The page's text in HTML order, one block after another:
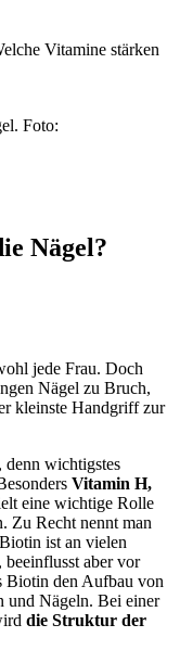
Vitamine stärken
Foto:
Nägel?
jede Frau. Doch
Nägel zu Bruch,
kleinste Handgriff zur
denn wichtigstes
Vitamin H,
eine wichtige Rolle
Zu Recht nennt man
ist an vielen
aber vor
Biotin den Aufbau von
und Nägeln. Bei einer
die Struktur der